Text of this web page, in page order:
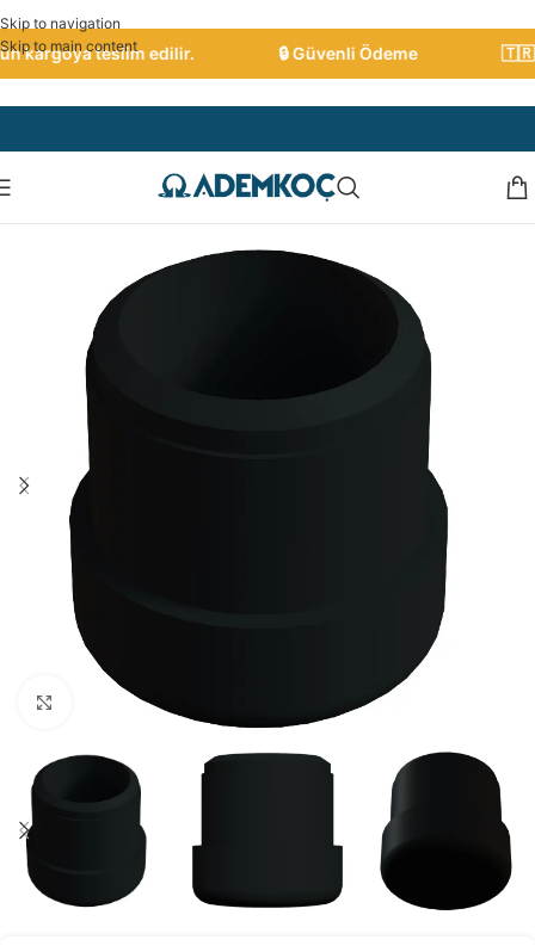
Skip to navigation
Skip to main content
kargoya teslim edilir. 🔒 Güvenli Ödeme 🇹🇷
Büyütmek için tıklayınız